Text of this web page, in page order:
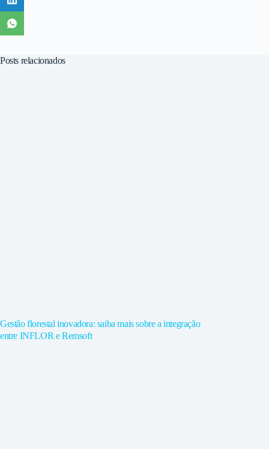
Posts relacionados
Gestão florestal inovadora: saiba mais sobre a integração
entre INFLOR e Remsoft